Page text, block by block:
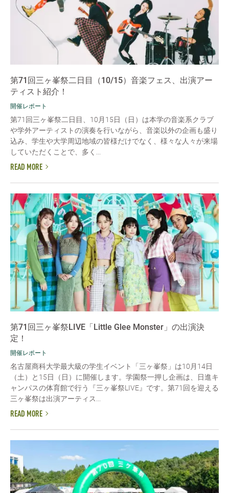
第71回三ヶ峯祭二日目（10/15）音楽フェス、出演アー
ティスト紹介！
開催レポート
第71回三ヶ峯祭二日目、10月15日（日）は本学の音楽系クラブ
や学外アーティストの演奏を行いながら、音楽以外の企画も盛り
込み、学生や大学周辺地域の皆様だけでなく、様々な人々が来場
していただくことで、多く...
READ MORE
第71回三ヶ峯祭LIVE「Little Glee Monster」の出演決
定！
開催レポート
名古屋商科大学最大級の学生イベント「三ヶ峯祭」は10月14日
（土）と15日（日）に開催します。学園祭一押し企画は、日進キ
ャンパスの体育館で行う『三ヶ峯祭LIVE』です。第71回を迎える
三ヶ峯祭は出演アーティス...
READ MORE